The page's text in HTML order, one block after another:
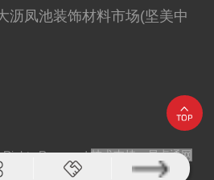
沥凤池装饰材料市场(坚美中
Rights Reserved技术支持：易点通网